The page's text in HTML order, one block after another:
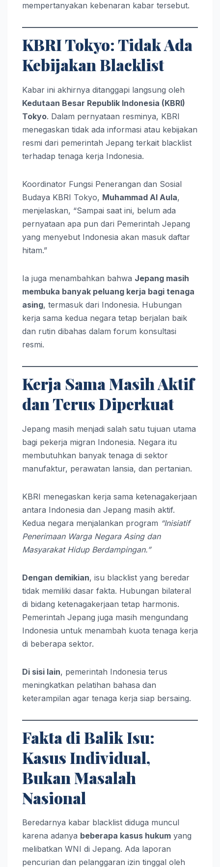
mempertanyakan kebenaran kabar tersebut.
KBRI Tokyo: Tidak Ada
Kebijakan Blacklist
Kabar ini akhirnya ditanggapi langsung oleh
Kedutaan Besar Republik Indonesia (KBRI)
Tokyo. Dalam pernyataan resminya, KBRI
menegaskan tidak ada informasi atau kebijakan
resmi dari pemerintah Jepang terkait blacklist
terhadap tenaga kerja Indonesia.
Koordinator Fungsi Penerangan dan Sosial
Budaya KBRI Tokyo, Muhammad Al Aula,
menjelaskan, “Sampai saat ini, belum ada
pernyataan apa pun dari Pemerintah Jepang
yang menyebut Indonesia akan masuk daftar
hitam.”
Ia juga menambahkan bahwa Jepang masih
membuka banyak peluang kerja bagi tenaga
asing, termasuk dari Indonesia. Hubungan
kerja sama kedua negara tetap berjalan baik
dan rutin dibahas dalam forum konsultasi
resmi.
Kerja Sama Masih Aktif
dan Terus Diperkuat
Jepang masih menjadi salah satu tujuan utama
bagi pekerja migran Indonesia. Negara itu
membutuhkan banyak tenaga di sektor
manufaktur, perawatan lansia, dan pertanian.
KBRI menegaskan kerja sama ketenagakerjaan
antara Indonesia dan Jepang masih aktif.
Kedua negara menjalankan program “Inisiatif
Penerimaan Warga Negara Asing dan
Masyarakat Hidup Berdampingan.”
Dengan demikian, isu blacklist yang beredar
tidak memiliki dasar fakta. Hubungan bilateral
di bidang ketenagakerjaan tetap harmonis.
Pemerintah Jepang juga masih mengundang
Indonesia untuk menambah kuota tenaga kerja
di beberapa sektor.
Di sisi lain, pemerintah Indonesia terus
meningkatkan pelatihan bahasa dan
keterampilan agar tenaga kerja siap bersaing.
Fakta di Balik Isu:
Kasus Individual,
Bukan Masalah
Nasional
Beredarnya kabar blacklist diduga muncul
karena adanya beberapa kasus hukum yang
melibatkan WNI di Jepang. Ada laporan
pencurian dan pelanggaran izin tinggal oleh